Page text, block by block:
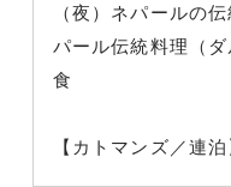
（夜）ネパールの
パール伝統料理（
食
【カトマンズ／連泊